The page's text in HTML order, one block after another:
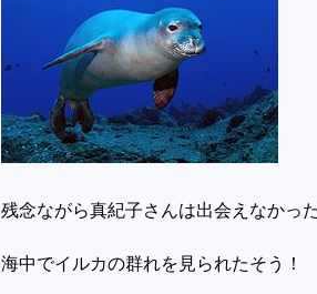
残念ながら真紀子さんは出会えなかっ
海中でイルカの群れを見られたそう！